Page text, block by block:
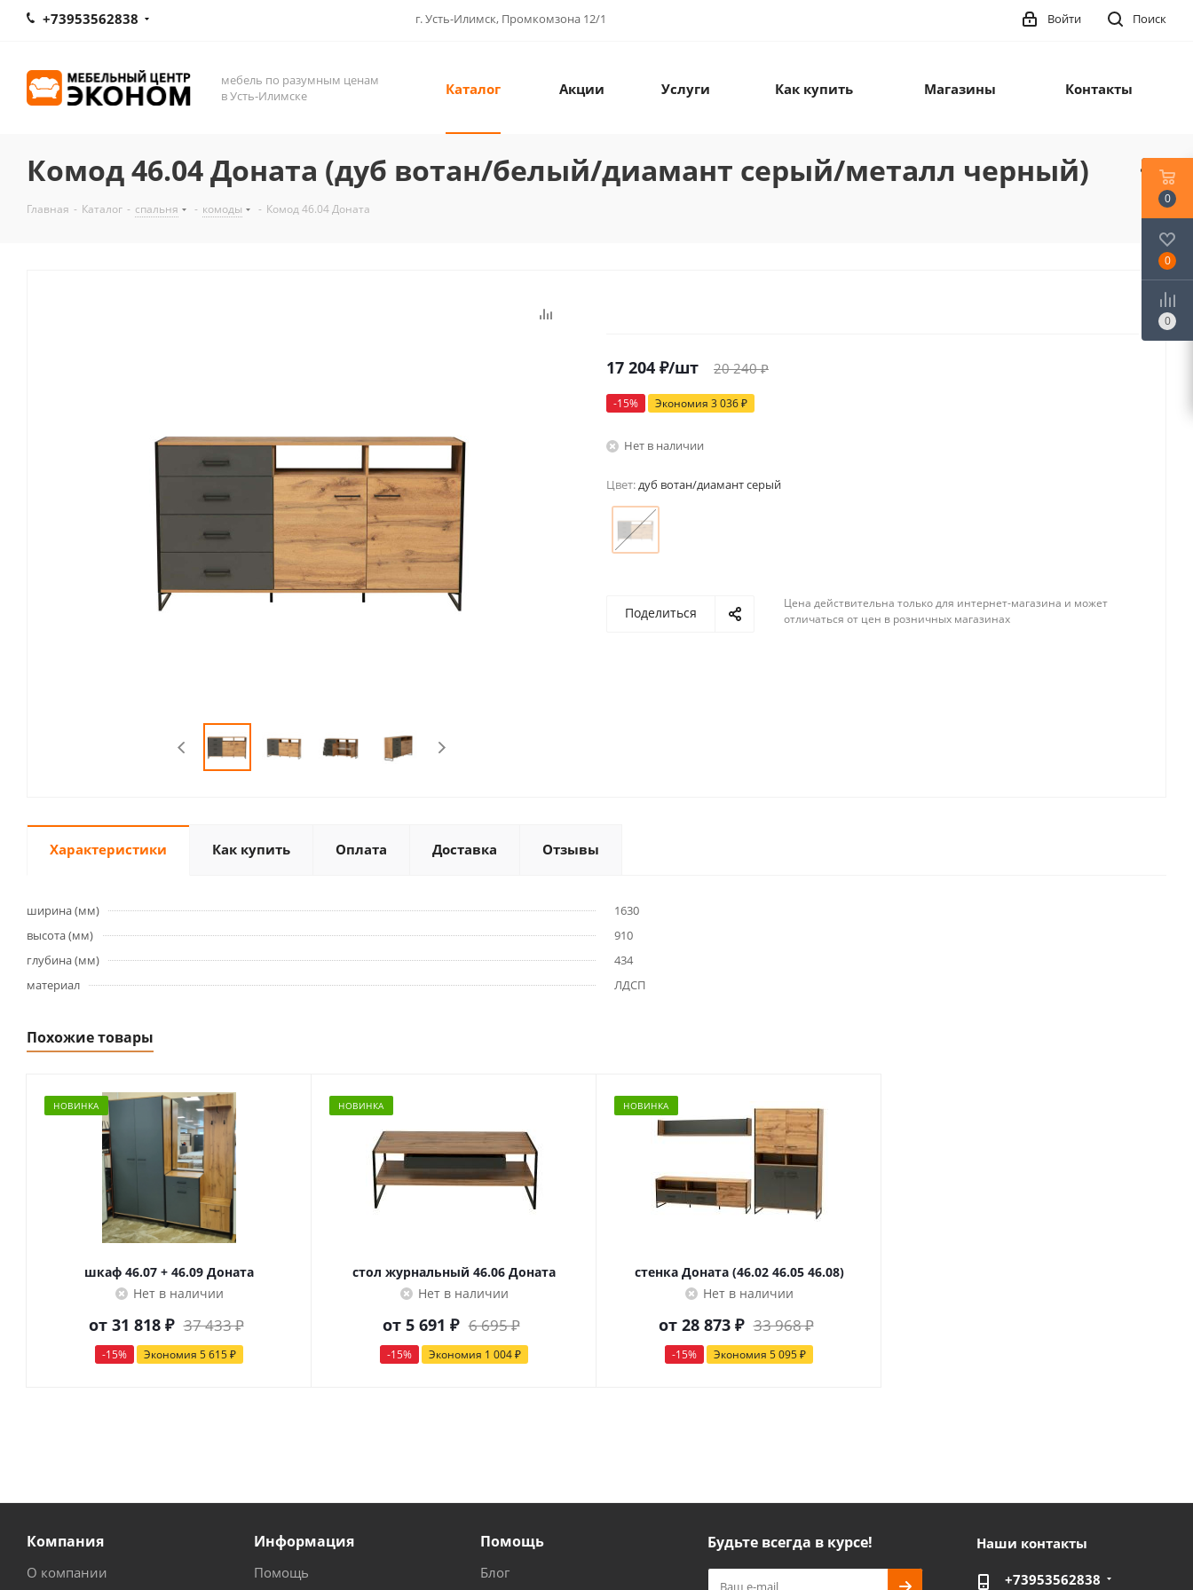
+73953562838 г. Усть-Илимск, Промкомзона 12/1 Поиск
Войти
мебель по разумным ценам
в Усть-Илимске
Каталог Акции Услуги Как купить Магазины Контакты
Комод 46.04 Доната (дуб вотан/белый/диамант серый/металл черный)
Главная - Каталог - спальня - комоды - Комод 46.04 Доната
17 204 ₽/шт 20 240₽
-15% Экономия 3 036₽
Нет в наличии
Цвет:дуб вотан/диамант серый
Поделиться
Цена действительна только для интернет-магазина и может
отличаться от цен в розничных магазинах
Характеристики Как купить Оплата Доставка Отзывы
ширина (мм)
1630
высота (мм)
910
глубина (мм)
434
материал
ЛДСП
Похожие товары
НОВИНКА
шкаф 46.07 + 46.09 Доната
Нет в наличии
от 31 818 ₽ 37 433 ₽
-15% Экономия 5 615 ₽
НОВИНКА
стол журнальный 46.06 Доната
Нет в наличии
от 5 691 ₽ 6 695 ₽
-15% Экономия 1 004 ₽
НОВИНКА
стенка Доната (46.02 46.05 46.08)
Нет в наличии
от 28 873 ₽ 33 968 ₽
-15% Экономия 5 095 ₽
Компания
О компании
Информация
Помощь
Помощь
Блог
Будьте всегда в курсе! Наши контакты
+73953562838
0
0
0